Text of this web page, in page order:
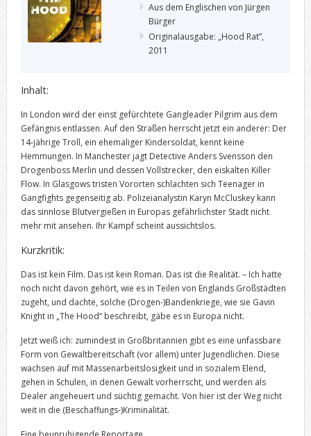
Aus dem Englischen von Jürgen
Bürger
Originalausgabe: „Hood Rat”,
2011
Inhalt:
In London wird der einst gefürchtete Gangleader Pilgrim aus dem
Gefängnis entlassen. Auf den Straßen herrscht jetzt ein anderer: Der
14-jährige Troll, ein ehemaliger Kindersoldat, kennt keine
Hemmungen. In Manchester jagt Detective Anders Svensson den
Drogenboss Merlin und dessen Vollstrecker, den eiskalten Killer
Flow. In Glasgows tristen Vororten schlachten sich Teenager in
Gangfights gegenseitig ab. Polizeianalystin Karyn McCluskey kann
das sinnlose Blutvergießen in Europas gefährlichster Stadt nicht
mehr mit ansehen. Ihr Kampf scheint aussichtslos.
Kurzkritik:
Das ist kein Film. Das ist kein Roman. Das ist die Realität. – Ich hatte
noch nicht davon gehört, wie es in Teilen von Englands Großstädten
zugeht, und dachte, solche (Drogen-)Bandenkriege, wie sie Gavin
Knight in „The Hood“ beschreibt, gäbe es in Europa nicht.
Jetzt weiß ich: zumindest in Großbritannien gibt es eine unfassbare
Form von Gewaltbereitschaft (vor allem) unter Jugendlichen. Diese
wachsen auf mit Massenarbeitslosigkeit und in sozialem Elend,
gehen in Schulen, in denen Gewalt vorherrscht, und werden als
Dealer angeheuert und süchtig gemacht. Von hier ist der Weg nicht
weit in die (Beschaffungs-)Kriminalität.